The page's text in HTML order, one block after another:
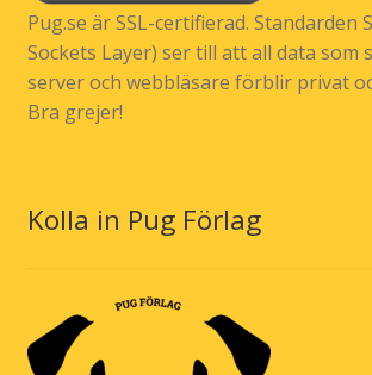
Pug.se är SSL-certifierad. Standarden
Sockets Layer) ser till att all data som
server och webbläsare förblir privat
Bra grejer!
Kolla in Pug Förlag